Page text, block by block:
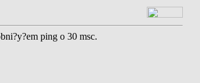
ping o 30 msc.